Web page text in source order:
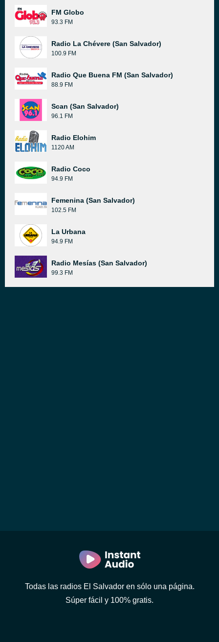
FM Globo
93.3 FM
Radio La Chévere (San Salvador)
100.9 FM
Radio Que Buena FM (San Salvador)
88.9 FM
Scan (San Salvador)
96.1 FM
Radio Elohim
1120 AM
Radio Coco
94.9 FM
Femenina (San Salvador)
102.5 FM
La Urbana
94.9 FM
Radio Mesías (San Salvador)
99.3 FM
Todas las radios El Salvador en sólo una página.
Súper fácil y 100% gratis.